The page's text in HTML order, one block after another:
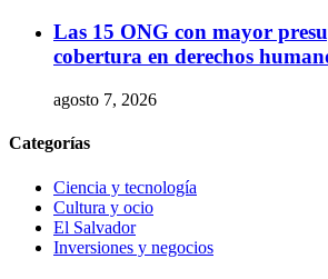
Las 15 ONG con mayor
cobertura en derechos
agosto 7, 2026
Categorías
Ciencia y tecnología
Cultura y ocio
El Salvador
Inversiones y negocios